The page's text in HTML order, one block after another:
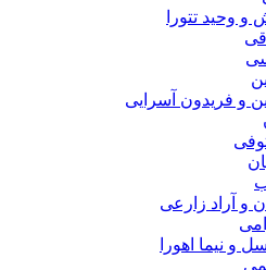
و وحید تتورا
و فریدون آسرایی
و آراد زارعی
و نیما اهورا